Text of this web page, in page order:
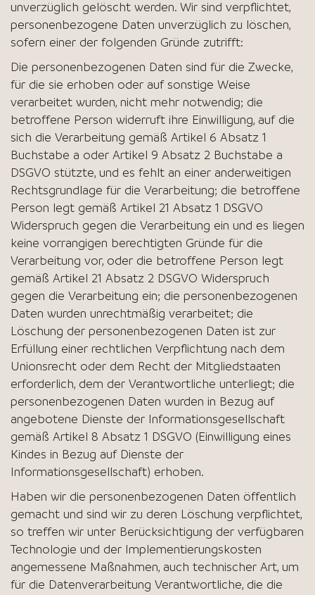
unverzüglich gelöscht werden. Wir sind verpflichtet,
personenbezogene Daten unverzüglich zu löschen,
sofern einer der folgenden Gründe zutrifft:
Die personenbezogenen Daten sind für die Zwecke,
für die sie erhoben oder auf sonstige Weise
verarbeitet wurden, nicht mehr notwendig; die
betroffene Person widerruft ihre Einwilligung, auf die
sich die Verarbeitung gemäß Artikel 6 Absatz 1
Buchstabe a oder Artikel 9 Absatz 2 Buchstabe a
DSGVO stützte, und es fehlt an einer anderweitigen
Rechtsgrundlage für die Verarbeitung; die betroffene
Person legt gemäß Artikel 21 Absatz 1 DSGVO
Widerspruch gegen die Verarbeitung ein und es liegen
keine vorrangigen berechtigten Gründe für die
Verarbeitung vor, oder die betroffene Person legt
gemäß Artikel 21 Absatz 2 DSGVO Widerspruch
gegen die Verarbeitung ein; die personenbezogenen
Daten wurden unrechtmäßig verarbeitet; die
Löschung der personenbezogenen Daten ist zur
Erfüllung einer rechtlichen Verpflichtung nach dem
Unionsrecht oder dem Recht der Mitgliedstaaten
erforderlich, dem der Verantwortliche unterliegt; die
personenbezogenen Daten wurden in Bezug auf
angebotene Dienste der Informationsgesellschaft
gemäß Artikel 8 Absatz 1 DSGVO (Einwilligung eines
Kindes in Bezug auf Dienste der
Informationsgesellschaft) erhoben.
Haben wir die personenbezogenen Daten öffentlich
gemacht und sind wir zu deren Löschung verpflichtet,
so treffen wir unter Berücksichtigung der verfügbaren
Technologie und der Implementierungskosten
angemessene Maßnahmen, auch technischer Art, um
für die Datenverarbeitung Verantwortliche, die die